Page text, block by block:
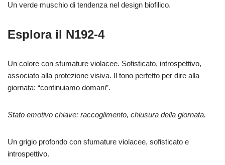
Un verde muschio di tendenza nel design biofilico.
Esplora il N192-4
Un colore con sfumature violacee. Sofisticato, introspettivo,
associato alla protezione visiva. Il tono perfetto per dire alla
giornata: “continuiamo domani”.
Stato emotivo chiave: raccoglimento, chiusura della giornata.
Un grigio profondo con sfumature violacee, sofisticato e
introspettivo.